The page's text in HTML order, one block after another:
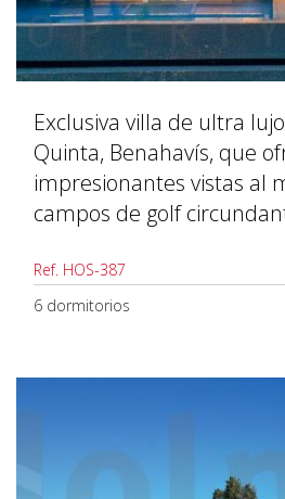
Exclusiva villa de ultra
Quinta, Benahavís, que
impresionantes vistas al
campos de golf
Ref. HOS-387
6 dormitorios